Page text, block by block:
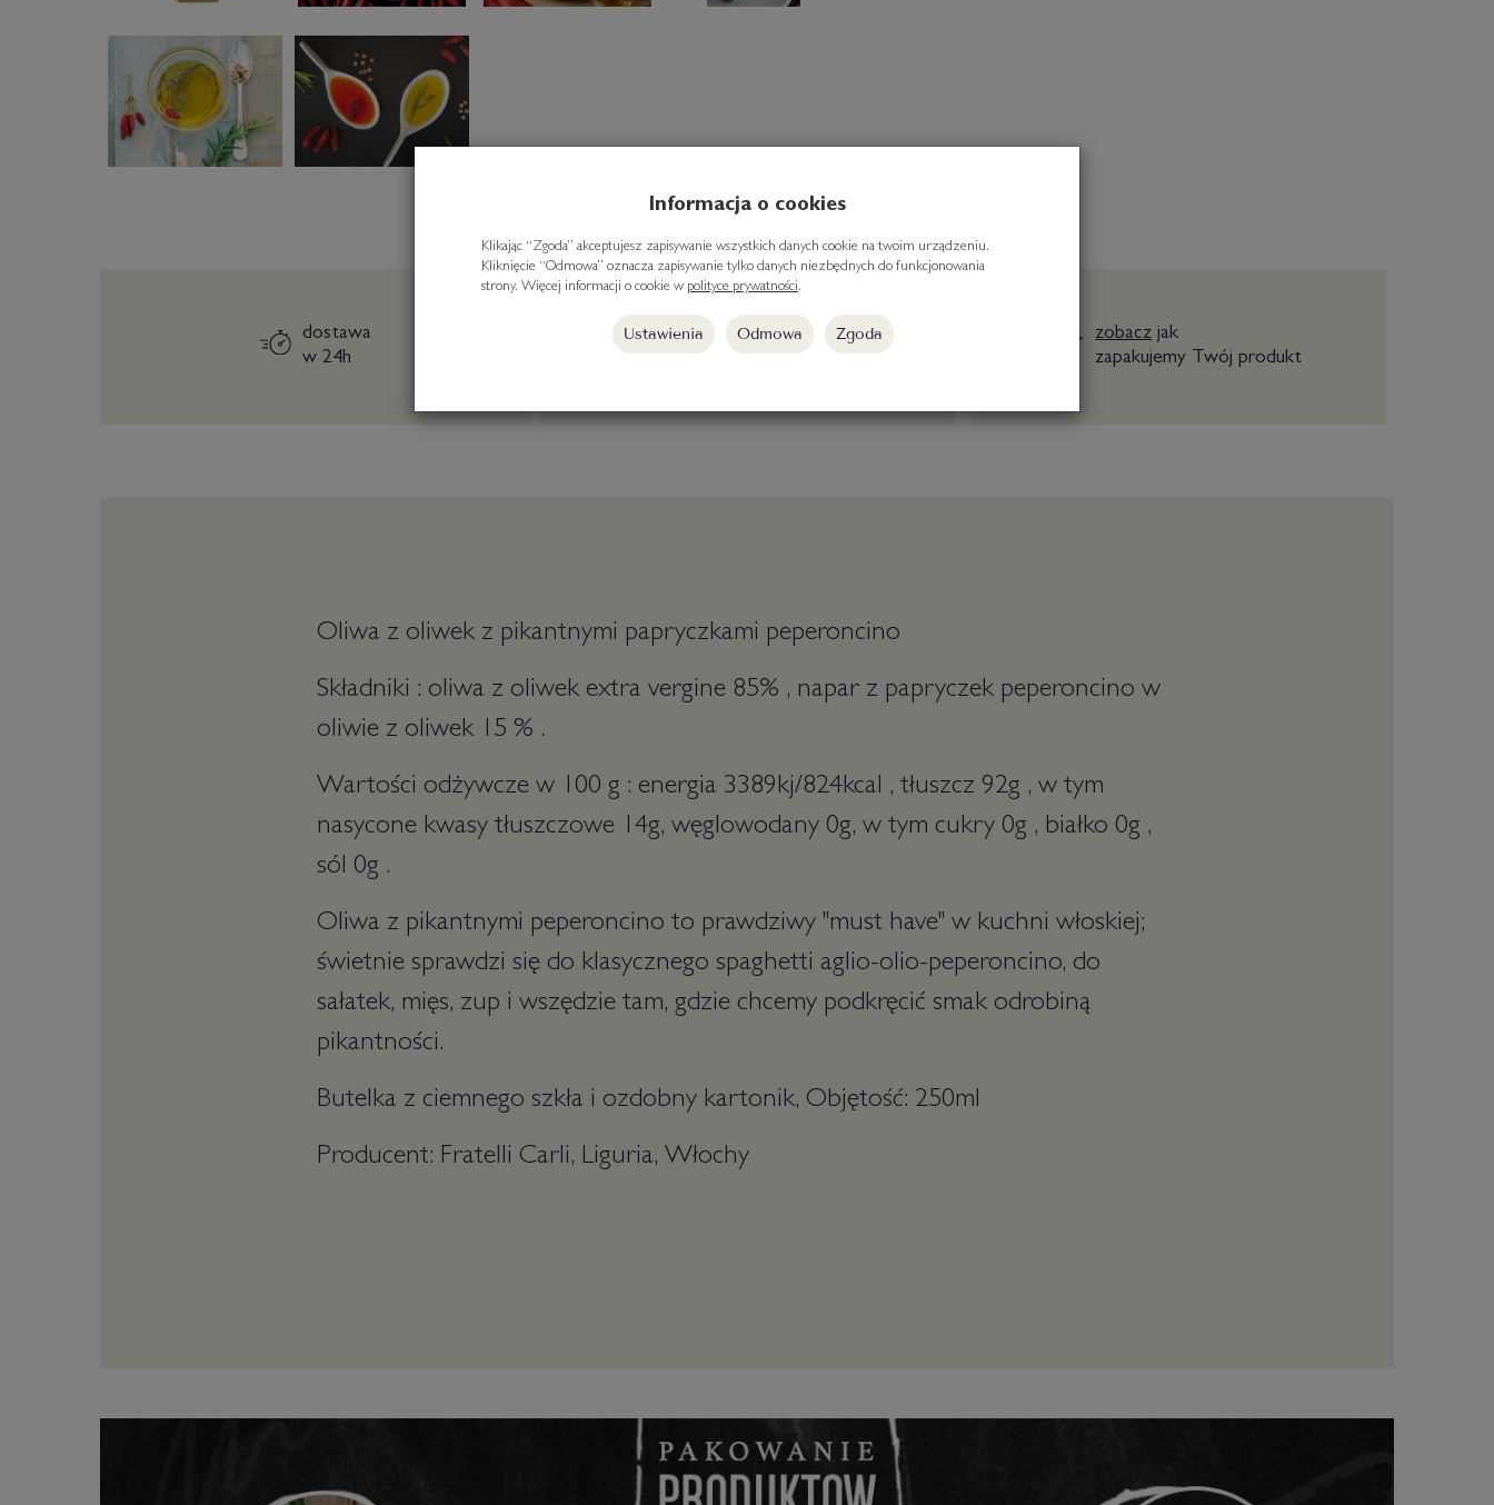
dostawa
w 24h
darmowa dostawa
od 300 zł
zobaczjak
zapakujemy Twój produkt
Oliwa z oliwek z pikantnymi papryczkami peperoncino
Składniki : oliwa z oliwek extra vergine 85% , napar z papryczek peperoncino w
oliwie z oliwek 15 % .
Wartości odżywcze w 100 g : energia 3389kj/824kcal , tłuszcz 92g , w tym
nasycone kwasy tłuszczowe 14g, węglowodany 0g, w tym cukry 0g , białko 0g ,
sól 0g .
Oliwa z pikantnymi peperoncino to prawdziwy "must have" w kuchni włoskiej;
świetnie sprawdzi się do klasycznego spaghetti aglio-olio-peperoncino, do
sałatek, mięs, zup i wszędzie tam, gdzie chcemy podkręcić smak odrobiną
pikantności.
Butelka z ciemnego szkła i ozdobny kartonik, Objętość: 250ml
Producent: Fratelli Carli, Liguria, Włochy
Informacja o cookies
Klikając “Zgoda” akceptujesz zapisywanie wszystkich danych cookie na twoim urządzeniu.
Kliknięcie “Odmowa” oznacza zapisywanie tylko danych niezbędnych do funkcjonowania
strony. Więcej informacji o cookie w polityce prywatności.
Ustawienia Odmowa Zgoda